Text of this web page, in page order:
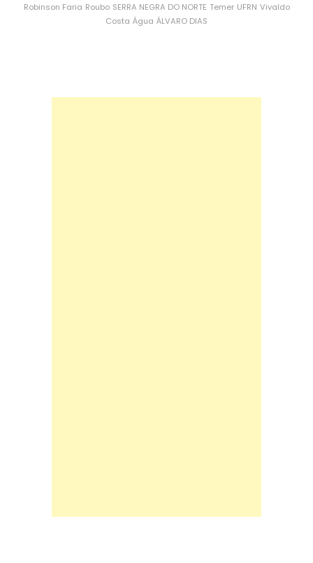
Robinson Faria Roubo SERRA NEGRA DO NORTE Temer UFRN Vivaldo
Costa Água ÁLVARO DIAS